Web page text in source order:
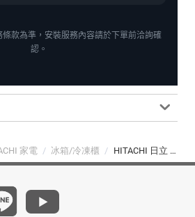
款為準，安裝服務內容請於下單前洽詢確
認。
家電 / 冰箱/冷凍櫃 / HITACHI 日立 741L 日本製六門琉璃旗艦冰箱 (R-ZXC740KJ 琉璃白 XW)